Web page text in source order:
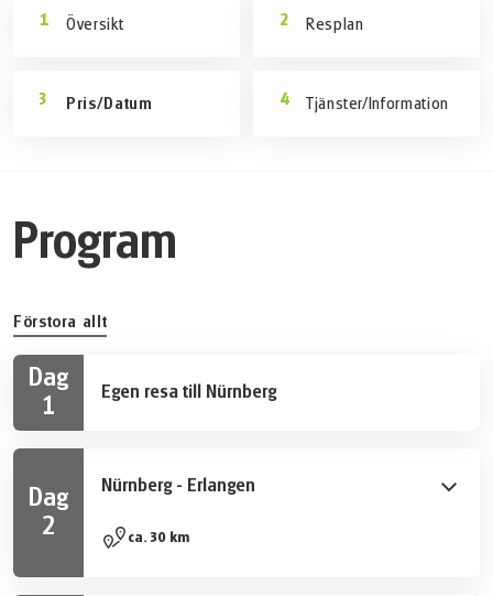
Översikt Resplan
Pris/Datum Tjänster/Information
Program
Förstora allt
Dag
1
Egen resa till Nürnberg
Dag
2
Nürnberg - Erlangen
Du börjar din cykelresa mitt i Nürnbergs gamla stad,
ca. 30 km